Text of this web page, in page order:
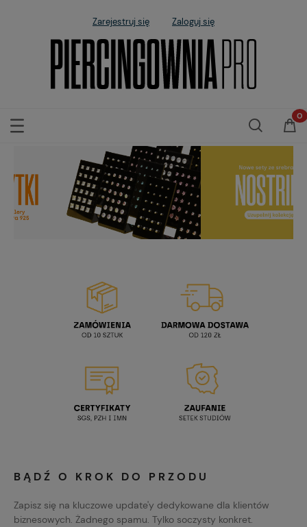
Zarejestruj się Zaloguj się
BĄDŹ O KROK DO PRZODU
Zapisz się na kluczowe update'y dedykowane dla klientów
biznesowych. Żadnego spamu. Tylko soczysty konkret.